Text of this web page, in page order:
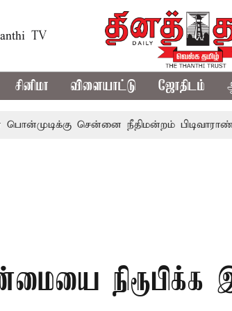
TV
சினிமா விளையாட்டு ஜோதிடம்
சென்னை நீதிமன்றம் பிடிவாராண்ட்
நிரூபிக்க